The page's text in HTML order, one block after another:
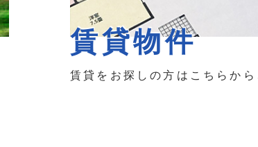
賃貸物件
賃貸をお探しの方はこちらから